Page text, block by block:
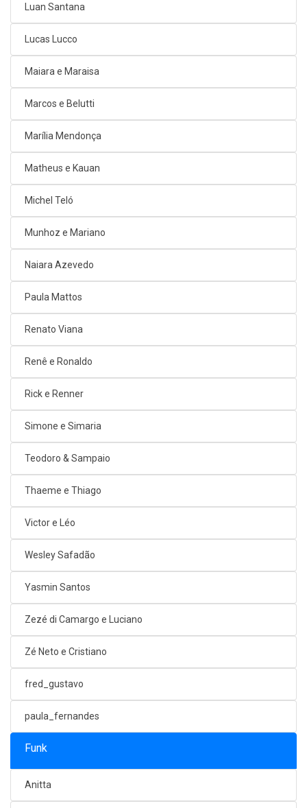
Luan Santana
Lucas Lucco
Maiara e Maraisa
Marcos e Belutti
Marília Mendonça
Matheus e Kauan
Michel Teló
Munhoz e Mariano
Naiara Azevedo
Paula Mattos
Renato Viana
Renê e Ronaldo
Rick e Renner
Simone e Simaria
Teodoro & Sampaio
Thaeme e Thiago
Victor e Léo
Wesley Safadão
Yasmin Santos
Zezé di Camargo e Luciano
Zé Neto e Cristiano
fred_gustavo
paula_fernandes
Funk
Anitta